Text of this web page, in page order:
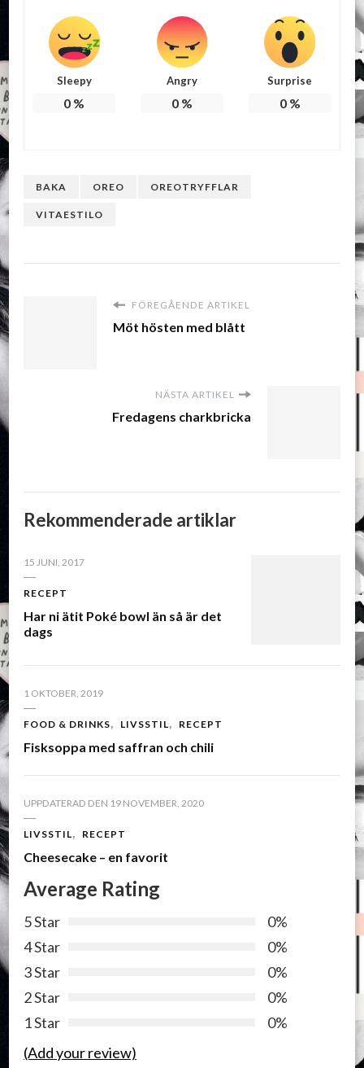
Sleepy
0 %
Angry
0%
Surprise
0%
BAKA OREO OREOTRYFFLAR
VITAESTILO
FÖREGÅENDE ARTIKEL
Möt hösten med blått
NÄSTA ARTIKEL
Fredagens charkbricka
Rekommenderade artiklar
15 JUNI, 2017
RECEPT
Har ni ätit Poké bowl än så är det
dags
1 OKTOBER, 2019
FOOD & DRINKS LIVSSTIL RECEPT
Fisksoppa med saffran och chili
UPPDATERAD DEN 19 NOVEMBER, 2020
LIVSSTIL RECEPT
Cheesecake – en favorit
Average Rating
5 Star
0%
4 Star
0%
3 Star
0%
2 Star
0%
1 Star
0%
(Add your review)